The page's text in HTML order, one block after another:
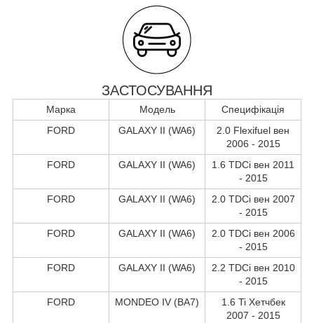
ЗАСТОСУВАННЯ
Марка Модель
Специфікація
FORD
GALAXY II (WA6)
2.0 Flexifuel вен
2006 - 2015
FORD
GALAXY II (WA6)
1.6 TDCi вен 2011
- 2015
FORD
GALAXY II (WA6)
2.0 TDCi вен 2007
- 2015
FORD
GALAXY II (WA6)
2.0 TDCi вен 2006
- 2015
FORD
GALAXY II (WA6)
2.2 TDCi вен 2010
- 2015
FORD
MONDEO IV (BA7)
1.6 Ti Хетчбек
2007 - 2015